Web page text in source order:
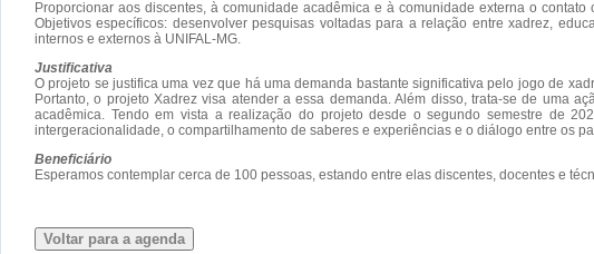
Proporcionar aos discentes, à comunidade acadêmica e à comunidade externa o
Objetivos específicos: desenvolver pesquisas voltadas para a relação entre xadrez,
internos e externos à UNIFAL-MG.
Justificativa
O projeto se justifica uma vez que há uma demanda bastante significativa pelo jogo de
Portanto, o projeto Xadrez visa atender a essa demanda. Além disso, trata-se de uma
acadêmica. Tendo em vista a realização do projeto desde o segundo semestre de
intergeracionalidade, o compartilhamento de saberes e experiências e o diálogo entre os
Beneficiário
Esperamos contemplar cerca de 100 pessoas, estando entre elas discentes, docentes e
Voltar para a agenda